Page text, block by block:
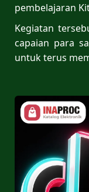
pembelajaran
Kegiatan
capaian para
untuk terus